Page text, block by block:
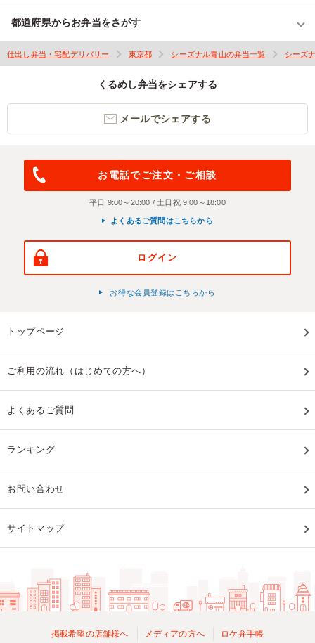
都道府県からお弁当をさがす
仕出し弁当・宅配デリバリー 東京都 シーズナル青山の弁当一覧 シーズ
くるめし弁当をシェアする
メールでシェアする
お電話でご注文・ご相談
平日 9:00～20:00 / 土日祝 9:00～18:00
よくあるご質問はこちらから
ログイン
お得な会員登録はこちらから
トップページ
ご利用の流れ（はじめての方へ）
よくあるご質問
ランキング
お問い合わせ
サイトマップ
掲載希望の店舗様へ メディアの方へ ロケ弁手帳